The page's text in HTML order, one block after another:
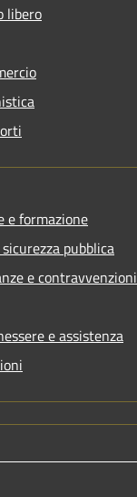
libero
e formazione
pubblica
e contravvenzioni
e assistenza